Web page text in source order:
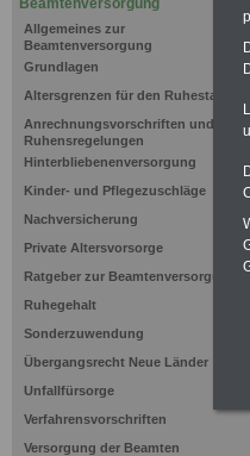
Beamtenversorgung
Allgemeines zur
Beamtenversorgung
Grundlagen
Altersgrenzen für den Ruhestand
Anrechnungsvorschriften und
Ruhensregelungen
Hinterbliebenenversorgung
Kinder- und Pflegezuschläge
Nachversicherung
Private Altersvorsorge
Ratgeber zur Beamtenversorgung
Ruhegehalt
Sonderzuwendung
Übergangsrecht Neue Länder
Unfallfürsorge
Verfahrensvorschriften
Versorgung der Beamten